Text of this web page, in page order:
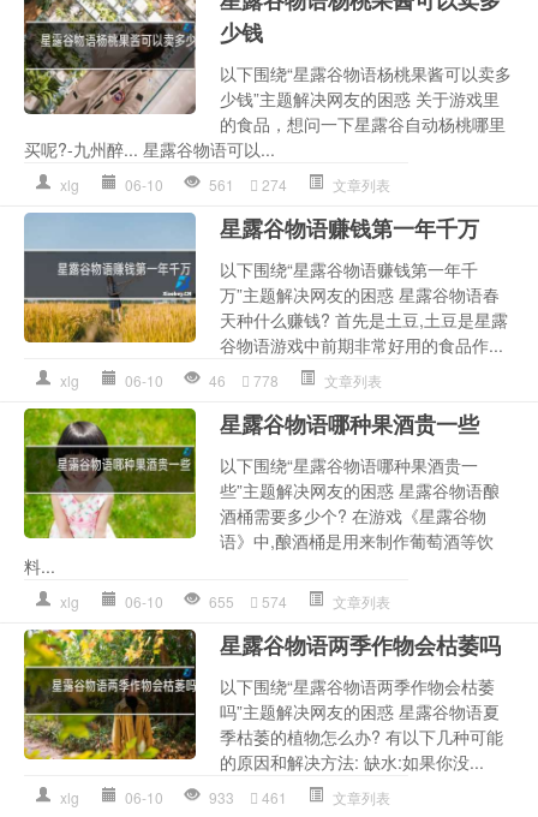
少钱
以下围绕“星露谷物语杨桃果酱可以卖多
少钱”主题解决网友的困惑 关于游戏里
的食品，想问一下星露谷自动杨桃哪里
买呢?-九州醉... 星露谷物语可以...
xlg 06-10 561 274 文章列表
星露谷物语赚钱第一年千万
以下围绕“星露谷物语赚钱第一年千
万”主题解决网友的困惑 星露谷物语春
天种什么赚钱? 首先是土豆,土豆是星露
谷物语游戏中前期非常好用的食品作...
xlg 06-10 46 778 文章列表
星露谷物语哪种果酒贵一些
以下围绕“星露谷物语哪种果酒贵一
些”主题解决网友的困惑 星露谷物语酿
酒桶需要多少个? 在游戏《星露谷物
语》中,酿酒桶是用来制作葡萄酒等饮
料...
xlg 06-10 655 574 文章列表
星露谷物语两季作物会枯萎吗
以下围绕“星露谷物语两季作物会枯萎
吗”主题解决网友的困惑 星露谷物语夏
季枯萎的植物怎么办? 有以下几种可能
的原因和解决方法: 缺水:如果你没...
xlg 06-10 933 461 文章列表